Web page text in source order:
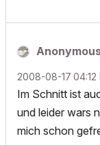
‎2008-08-17 04:12
Im Schnitt ist
und leider wars
mich schon